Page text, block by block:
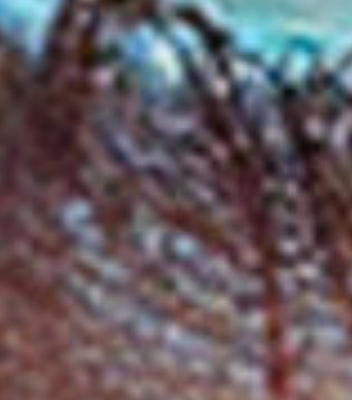
„Ballroom Stories“ noch die Klarinette die Hauptrolle, so
sind es bei „Atlantic Ballroom“ die Blechbläser, allen voran
die Trompete. Ironie des Schicksals oder einfach Gespür:
Wie schon bei „Ballroom Stories“ bei welchem einer
vergangenen Ära, nämlich den 1920 und 1930iger Jahren
nachgespürt wurde, fängt Waldeck – diesmal quasi in
Echtzeit – das Ende einer Ära musikalisch ein: die für viele
von uns für unumstößliche gehaltene Nachkriegsordnung
des transatlantischen Bündnisses scheint gerade
unwiederbringlich ins Wanken geraten zu sein.
Dope Noir says: „there is no sin”
Tracklisting
01 – Rough Landing feat. Patrizia Ferrara
02 – Uno Dos.. Heisenberg
03 – Keep My Fire Burning feat. Joy Malcom
04 – Stay Put feat. Patrizia Ferrara
05 – Never Let You Go feat. Patrizia Ferrara
06 – Quicksand feat. Patrizia Ferrara
07 – Illusion feat. Patrizia Ferrara
08 – Puerto Rico
09 – Quando feat. Patrizia Ferrara
10 – Bring My Baby Back Home feat. Big John
11 – Waltz For Nathalie
12 – Freedom feat. Joy Malcom